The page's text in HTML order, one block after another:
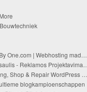
One.com | Webhosting made simple
Reklamos Projektavimas Gamyba Montavimas
& Repair WordPress Theme
blogkampioenschappen